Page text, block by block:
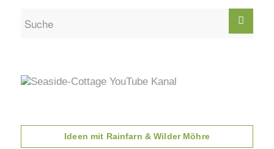
Ideen mit Rainfarn & Wilder Möhre